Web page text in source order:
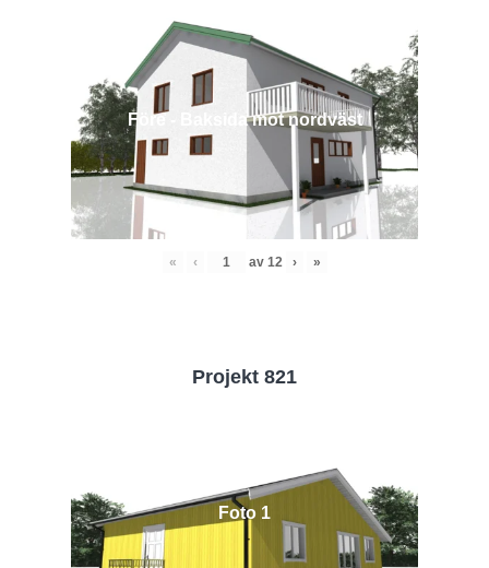
Före - Baksida mot nordväst
« ‹ av 12 › »
Projekt 821
Foto 1